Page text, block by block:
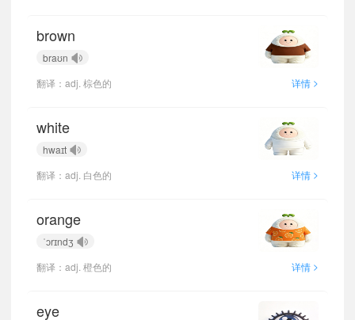
brown
braʊn
翻译：adj. 棕色的
详情 >
white
hwaɪt
翻译：adj. 白色的
详情 >
orange
ˈɔrɪndʒ
翻译：adj. 橙色的
详情 >
eye